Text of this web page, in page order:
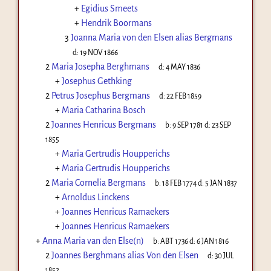
+ Egidius Smeets
+ Hendrik Boormans
3 Joanna Maria von den Elsen alias Bergmans
d:19 NOV 1866
2 Maria Josepha Berghmans d:4 MAY 1836
+Josephus Gethking
2 Petrus Josephus Bergmans d:22 FEB 1859
+ Maria Catharina Bosch
2 Joannes Henricus Bergmans b:9 SEP 1781 d:23 SEP
1855
+ Maria Gertrudis Houpperichs
+ Maria Gertrudis Houpperichs
2 Maria Cornelia Bergmans b:18 FEB 1774d: 5 JAN 1837
+Arnoldus Linckens
+Joannes Henricus Ramaekers
+Joannes Henricus Ramaekers
+Anna Maria van den Else(n) b:ABT 1736d:6 JAN 1816
2 Joannes Berghmans alias Von den Elsen d:30 JUL